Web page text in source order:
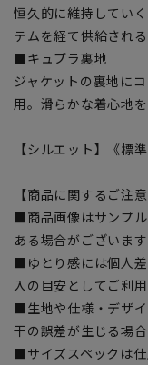
恒久的に維持してい
テムを経て供給され
■キュプラ裏地
ジャケットの裏地に
用。滑らかな着心地を
【シルエット】《標
【商品に関するご注意
■商品画像はサンプ
ある場合がございま
■ゆとり感には個人
入の目安としてご利用
■生地や仕様・デザ
干の誤差が生じる場
■サイズスペックは